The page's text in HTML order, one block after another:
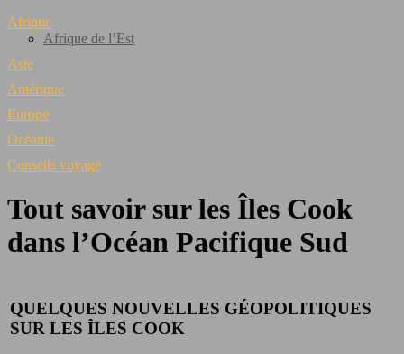
Afrique
Afrique de l’Est
Asie
Amérique
Europe
Océanie
Conseils voyage
Tout savoir sur les Îles Cook
dans l’Océan Pacifique Sud
QUELQUES NOUVELLES GÉOPOLITIQUES
SUR LES ÎLES COOK